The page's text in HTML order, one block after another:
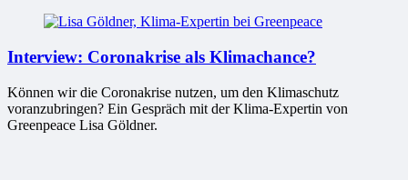
Interview: Coronakrise als Klimachance?
Können wir die Coronakrise nutzen, um den Klimaschutz
voranzubringen? Ein Gespräch mit der Klima-Expertin von
Greenpeace Lisa Göldner.